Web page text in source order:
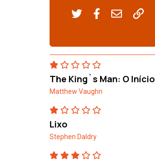
The King`s Man: O Início
Matthew Vaughn
Lixo
Stephen Daldry